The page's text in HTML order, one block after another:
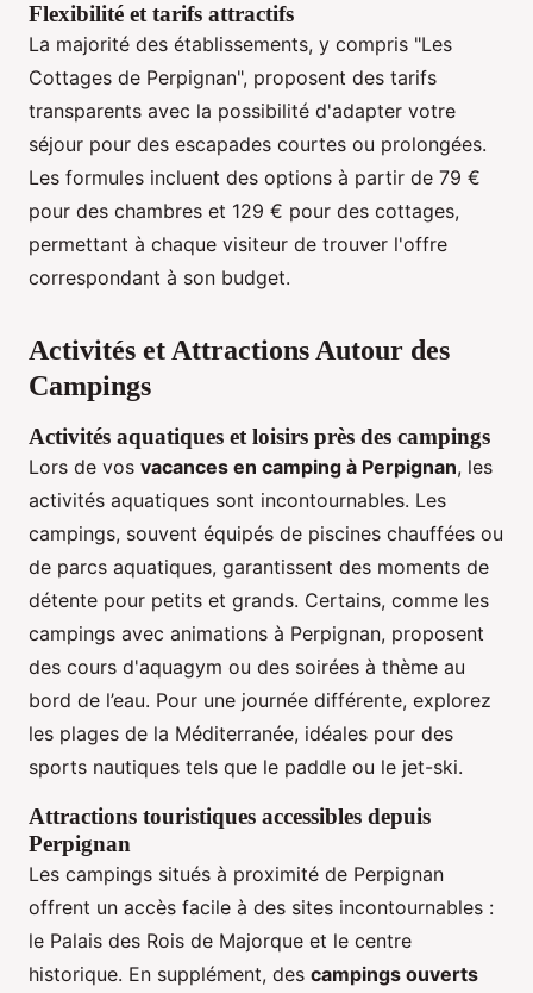
Flexibilité et tarifs attractifs
La majorité des établissements, y compris "Les
Cottages de Perpignan", proposent des tarifs
transparents avec la possibilité d'adapter votre
séjour pour des escapades courtes ou prolongées.
Les formules incluent des options à partir de 79 €
pour des chambres et 129 € pour des cottages,
permettant à chaque visiteur de trouver l'offre
correspondant à son budget.
Activités et Attractions Autour des
Campings
Activités aquatiques et loisirs près des campings
Lors de vos vacances en camping à Perpignan, les
activités aquatiques sont incontournables. Les
campings, souvent équipés de piscines chauffées ou
de parcs aquatiques, garantissent des moments de
détente pour petits et grands. Certains, comme les
campings avec animations à Perpignan, proposent
des cours d'aquagym ou des soirées à thème au
bord de l’eau. Pour une journée différente, explorez
les plages de la Méditerranée, idéales pour des
sports nautiques tels que le paddle ou le jet-ski.
Attractions touristiques accessibles depuis
Perpignan
Les campings situés à proximité de Perpignan
offrent un accès facile à des sites incontournables :
le Palais des Rois de Majorque et le centre
historique. En supplément, des campings ouverts